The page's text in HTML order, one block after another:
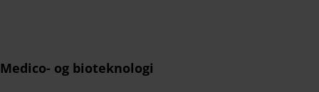
Medico- og bioteknologi